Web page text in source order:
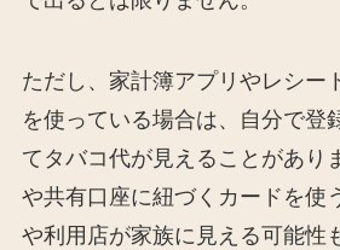
ただし、家計簿アプリやレシー
を使っている場合は、自分で登
てタバコ代が見えることがあり
や共有口座に紐づくカードを使
や利用店が家族に見える可能性